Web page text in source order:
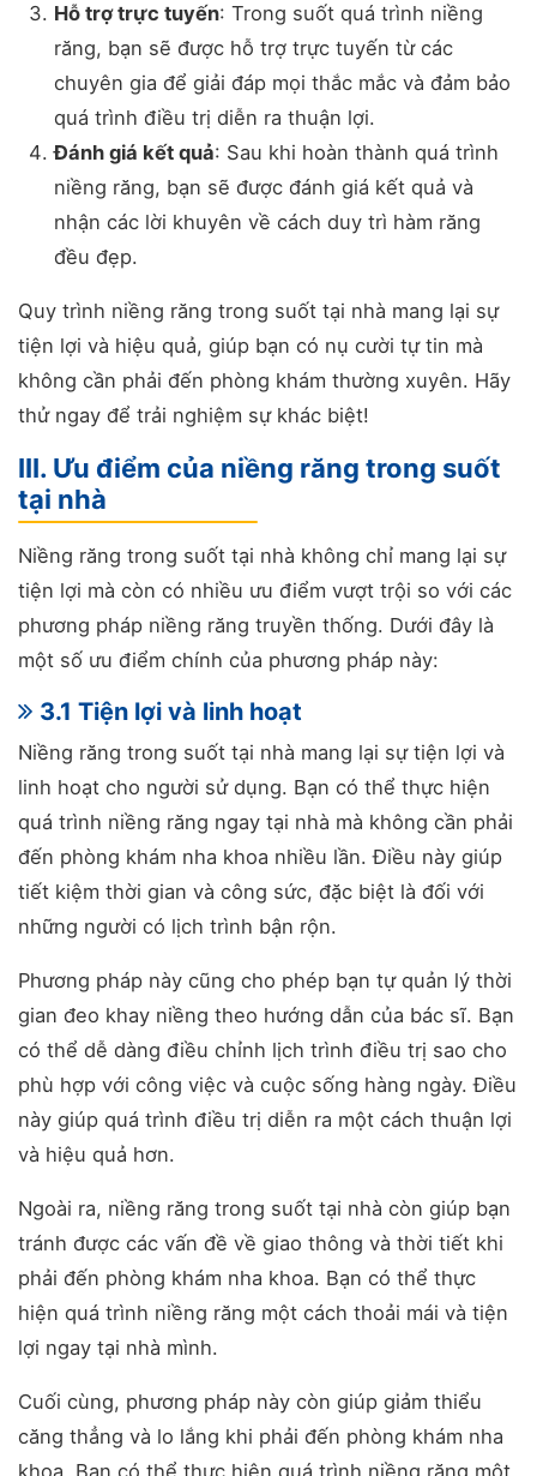
Hỗ trợ trực tuyến: Trong suốt quá trình niềng
răng, bạn sẽ được hỗ trợ trực tuyến từ các
chuyên gia để giải đáp mọi thắc mắc và đảm bảo
quá trình điều trị diễn ra thuận lợi.
Đánh giá kết quả: Sau khi hoàn thành quá trình
niềng răng, bạn sẽ được đánh giá kết quả và
nhận các lời khuyên về cách duy trì hàm răng
đều đẹp.
Quy trình niềng răng trong suốt tại nhà mang lại sự
tiện lợi và hiệu quả, giúp bạn có nụ cười tự tin mà
không cần phải đến phòng khám thường xuyên. Hãy
thử ngay để trải nghiệm sự khác biệt!
III. Ưu điểm của niềng răng trong suốt
tại nhà
Niềng răng trong suốt tại nhà không chỉ mang lại sự
tiện lợi mà còn có nhiều ưu điểm vượt trội so với các
phương pháp niềng răng truyền thống. Dưới đây là
một số ưu điểm chính của phương pháp này:
3.1 Tiện lợi và linh hoạt
Niềng răng trong suốt tại nhà mang lại sự tiện lợi và
linh hoạt cho người sử dụng. Bạn có thể thực hiện
quá trình niềng răng ngay tại nhà mà không cần phải
đến phòng khám nha khoa nhiều lần. Điều này giúp
tiết kiệm thời gian và công sức, đặc biệt là đối với
những người có lịch trình bận rộn.
Phương pháp này cũng cho phép bạn tự quản lý thời
gian đeo khay niềng theo hướng dẫn của bác sĩ. Bạn
có thể dễ dàng điều chỉnh lịch trình điều trị sao cho
phù hợp với công việc và cuộc sống hàng ngày. Điều
này giúp quá trình điều trị diễn ra một cách thuận lợi
và hiệu quả hơn.
Ngoài ra, niềng răng trong suốt tại nhà còn giúp bạn
tránh được các vấn đề về giao thông và thời tiết khi
phải đến phòng khám nha khoa. Bạn có thể thực
hiện quá trình niềng răng một cách thoải mái và tiện
lợi ngay tại nhà mình.
Cuối cùng, phương pháp này còn giúp giảm thiểu
căng thẳng và lo lắng khi phải đến phòng khám nha
khoa. Bạn có thể thực hiện quá trình niềng răng một